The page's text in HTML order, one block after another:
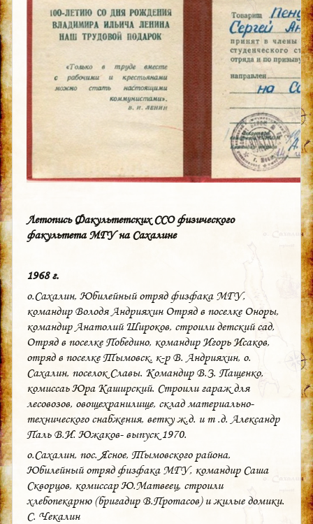
Летопись Факультетских ССО физического
факультета МГУ на Сахалине
1968 г.
о.Сахалин, Юбилейный отряд физфака МГУ,
командир Володя Андрияхин Отряд в поселке Оноры,
командир Анатолий Широков, строили детский сад,
Отряд в поселке Победино, командир Игорь Исаков,
отряд в поселке Тымовск, к-р В. Андрияхин, о.
Сахалин, поселок Славы. Командир В.З. Пащенко,
комиссаь Юра Каширский. Строили гараж для
лесовозов, овощехранилище, склад материально-
технического снабжения, ветку ж.д. и т .д. Александр
Паль В.И. Южаков- выпуск 1970.
о.Сахалин, пос. Ясное, Тымовского района,
Юбилейный отряд физфака МГУ, командир Саша
Скворцов, комиссар Ю.Матвеец, строили
хлебопекарню (бригадир В.Протасов) и жилые домики.
С. Чекалин